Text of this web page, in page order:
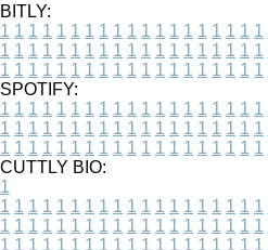
BITLY:
1 1 1 1 1 1 1 1 1 1 1 1 1 1 1 1 1 1 1
1 1 1 1 1 1 1 1 1 1 1 1 1 1 1 1 1 1 1
1 1 1 1 1 1 1 1 1 1 1 1 1 1 1 1 1 1 1
SPOTIFY:
1 1 1 1 1 1 1 1 1 1 1 1 1 1 1 1 1 1 1
1 1 1 1 1 1 1 1 1 1 1 1 1 1 1 1 1 1 1
1 1 1 1 1 1 1 1 1 1 1 1 1 1 1 1 1 1 1
CUTTLY BIO:
1
1 1 1 1 1 1 1 1 1 1 1 1 1 1 1 1 1 1 1
1 1 1 1 1 1 1 1 1 1 1 1 1 1 1 1 1 1 1
1 1 1 1 1 1 1 1 1 1 1 1 1 1 1 1 1 1 1